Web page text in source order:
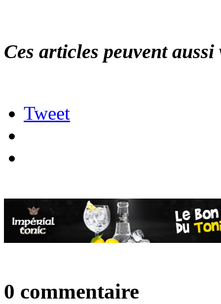
Ces articles peuvent
Tweet
0 commentaire